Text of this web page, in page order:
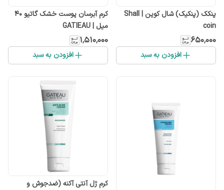
پنکک (پنکیک) شال کوین | Shall
coin
۶۵۰٬۰۰۰
افزودن به سبد
کرم آبرسان پوست خشک گاتیو 40
میل | GATIEAU
۱٬۵۱۰٬۰۰۰
افزودن به سبد
کرم ژل آنتی آکنه (ضدجوش و